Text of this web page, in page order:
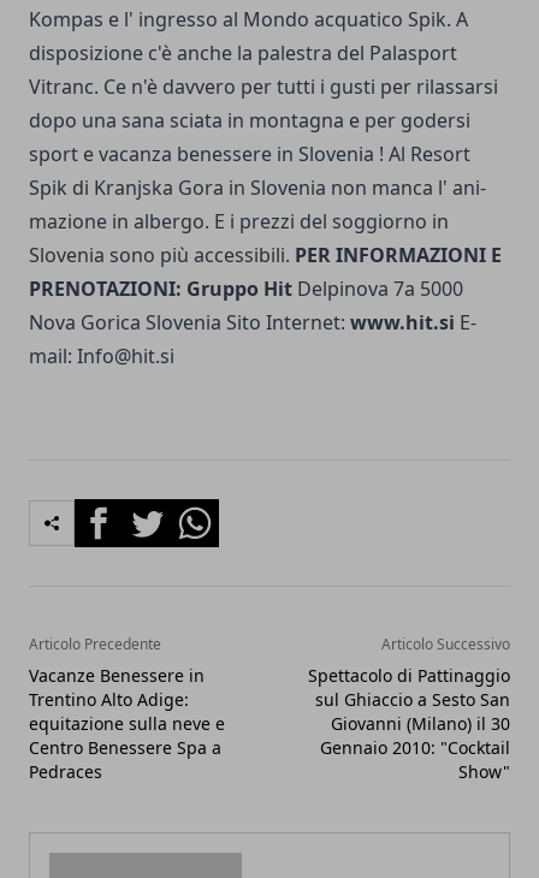
Kompas e l' ingresso al Mondo acquatico Spik. A
disposizione c'è anche la palestra del Pala­sport
Vitranc. Ce n'è davvero per tutti i gusti per rilassarsi
dopo una sana sciata in montagna e per godersi
sport e vacanza benessere in Slovenia ! Al Resort
Spik di Kranjska Gora in Slovenia non manca l' ani­
mazione in albergo. E i prezzi del soggiorno in
Slovenia sono più accessibili. PER INFORMAZIONI E
PRENOTAZIONI: Gruppo Hit Delpinova 7a 5000
Nova Gorica Slovenia Sito Internet: www.hit.si E-
mail: Info@hit.si
FacebookTwitterWhatsapp
Articolo Precedente
Vacanze Benessere in
Trentino Alto Adige:
equitazione sulla neve e
Centro Benessere Spa a
Pedraces
Articolo Successivo
Spettacolo di Pattinaggio
sul Ghiaccio a Sesto San
Giovanni (Milano) il 30
Gennaio 2010: "Cocktail
Show"